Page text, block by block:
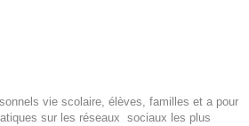
vie scolaire, élèves, familles et a pour
sur les réseaux sociaux les plus